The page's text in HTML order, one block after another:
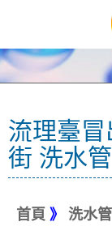
流理臺
街 洗水管
首頁 》 洗水